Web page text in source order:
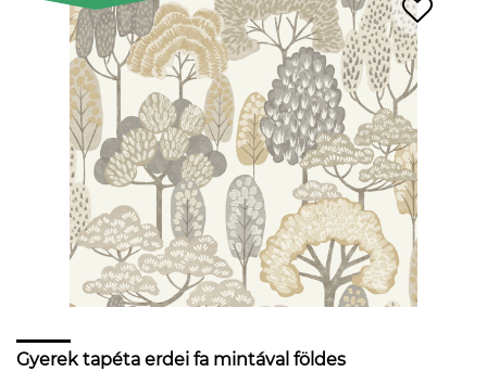
Gyerek tapéta erdei fa mintával földes